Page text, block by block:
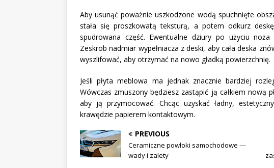
Aby usunąć poważnie uszkodzone wodą spuchnięte
stała się proszkowatą teksturą, a potem odkurz
spudrowana część. Ewentualne dziury po użyciu noża
Zeskrob nadmiar wypełniacza z deski, aby cała deska
wyszlifować, aby otrzymać na nowo gładką powierzchnię.
Jeśli płyta meblowa ma jednak znacznie bardziej
Wówczas zmuszony będziesz zastąpić ją całkiem nową
aby ją przymocować. Chcąc uzyskać ładny,
krawędzie papierem kontaktowym.
PREVIOUS
Ceramiczne powłoki samochodowe —
wady i zalety